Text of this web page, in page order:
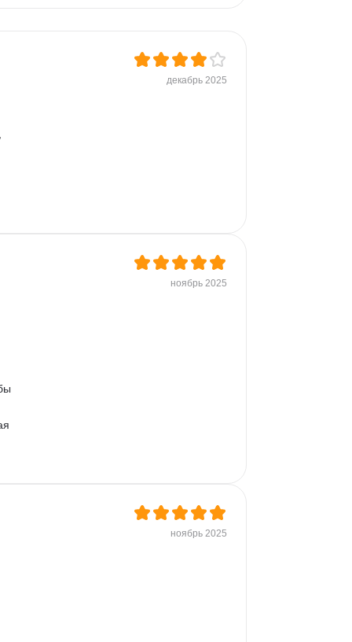
декабрь 2025
ноябрь 2025
ноябрь 2025